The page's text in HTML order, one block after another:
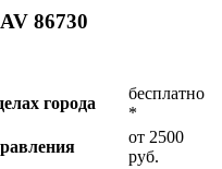
86730
города
бесплатно
*
от 2500
руб.